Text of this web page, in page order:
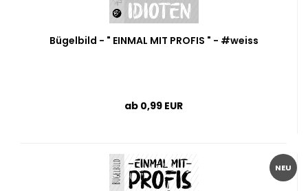
Bügelbild - " EINMAL MIT PROFIS " - #weiss
ab 0,99 EUR
NEU